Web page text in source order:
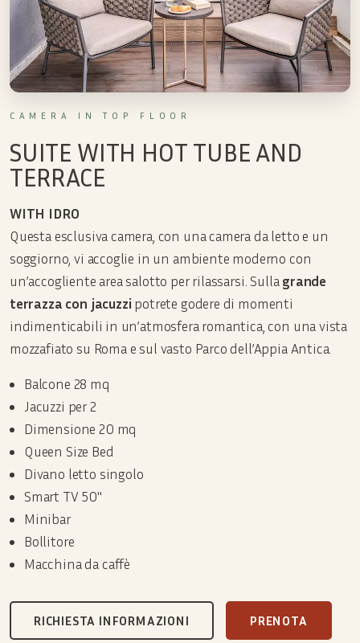
CAMERA IN TOP FLOOR
SUITE WITH HOT TUBE AND
TERRACE
WITH IDRO
Questa esclusiva camera, con una camera da letto e un
soggiorno, vi accoglie in un ambiente moderno con
un’accogliente area salotto per rilassarsi. Sulla grande
terrazza con jacuzzi potrete godere di momenti
indimenticabili in un’atmosfera romantica, con una vista
mozzafiato su Roma e sul vasto Parco dell’Appia Antica.
Balcone 28 mq
Jacuzzi per 2
Dimensione 20 mq
Queen Size Bed
Divano letto singolo
Smart TV 50"
Minibar
Bollitore
Macchina da caffè
RICHIESTA INFORMAZIONI PRENOTA